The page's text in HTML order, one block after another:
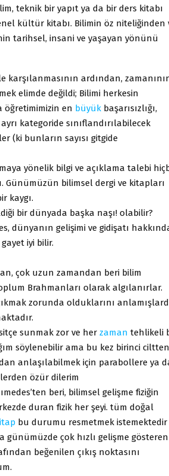
teknik bir yapıt ya da bir ders kitabı
kültür kitabı. Bilimin öz niteliğinden
tarihsel, insani ve yaşayan yönünü
karşılanmasının ardından,
elimde değildi; Bilimi herkesin
öğretimimizin en büyük başarısızlığı,
kategoride sınıflandırılabilecek
(ki bunların sayısı gitgide
yönelik bilgi ve açıklama talebi
bilimsel dergi ve kitapları
kaygı.
bir dünyada başka naşı! olabilir?
dünyanın gelişimi ve gidişatı
iyi bilir.
çok uzun zamandan beri bilim
Brahmanları olarak algılanırlar.
zorunda olduklarını
sunmak zor ve her zaman tehlikeli
söylenebilir ama bu kez birinci ciltten
anlaşılabilmek için parabollere ya
özür dilerim
beri, bilimsel gelişme fiziğin
duran fizik her şeyi. tüm doğal
bu durumu resmetmek istemektedir
günümüzde çok hızlı gelişme gösteren
beğenilen çıkış noktasını